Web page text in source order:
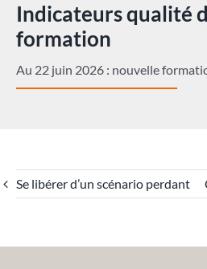
Indicateurs qualité
formation
Au 22 juin 2026 : nouvelle
Se libérer d’un scénario perdant